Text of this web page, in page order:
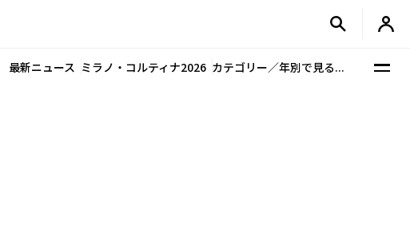
最新ニュース ミラノ・コルティナ2026 カテゴリー／年別で見る...